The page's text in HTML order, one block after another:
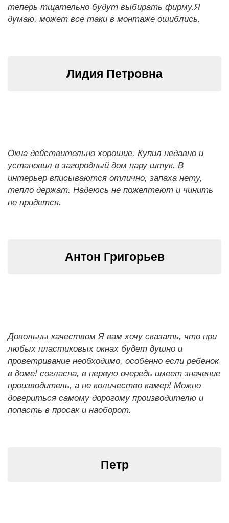
теперь тщательно будут выбирать фирму.Я
думаю, может все таки в монтаже ошиблись.
Лидия Петровна
Окна действительно хорошие. Купил недавно и
установил в загородный дом пару штук. В
интерьер вписываются отлично, запаха нету,
тепло держат. Надеюсь не пожелтеют и чинить
не придется.
Антон Григорьев
Довольны качеством Я вам хочу сказать, что при
любых пластиковых окнах будет душно и
проветривание необходимо, особенно если ребенок
в доме! согласна, в первую очередь имеет значение
производитель, а не количество камер! Можно
довериться самому дорогому производителю и
попасть в просак и наоборот.
Петр